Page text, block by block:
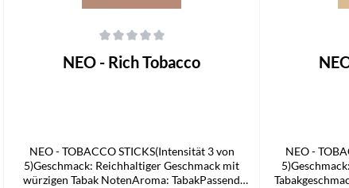
NEO - Rich Tobacco
NEO - TOBACCO STICKS(Intensität 3 von
5)Geschmack: Reichhaltiger Geschmack mit
würzigen Tabak NotenAroma: TabakPassend
NEO -